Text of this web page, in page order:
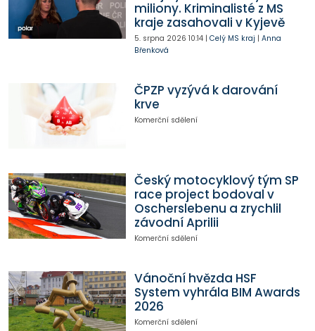
miliony. Kriminalisté z MS
kraje zasahovali v Kyjevě
5. srpna 2026 10:14| Celý MS kraj | Anna
Břenková
ČPZP vyzývá k darování
krve
Komerční sdělení
Český motocyklový tým SP
race project bodoval v
Oscherslebenu a zrychlil
závodní Aprilii
Komerční sdělení
Vánoční hvězda HSF
System vyhrála BIM Awards
2026
Komerční sdělení